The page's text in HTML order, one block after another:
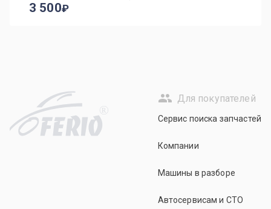
3 500
R
Для покупателей
Сервис поиска запчастей
Компании
Машины в разборе
Автосервисам и СТО